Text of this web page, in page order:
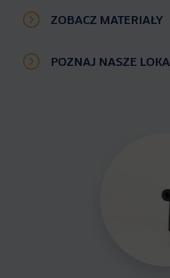
ZOBACZ MATERIAŁY
POZNAJ NASZE